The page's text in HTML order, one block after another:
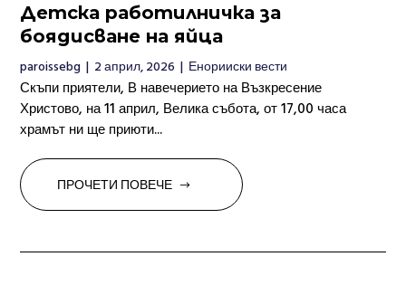
Детска работилничка за
боядисване на яйца
paroissebg | 2 април, 2026 | Енорииски вести
Скъпи приятели, В навечерието на Възкресение
Христово, на 11 април, Велика събота, от 17,00 часа
храмът ни ще приюти...
ПРОЧЕТИ ПОВЕЧЕ